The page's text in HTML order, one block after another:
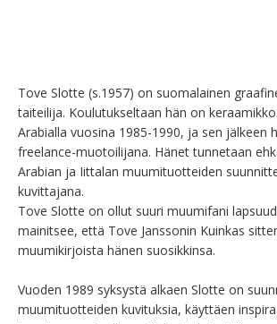
Tove Slotte (s.1957) on suomalainen
taiteilija. Koulutukseltaan hän on
Arabialla vuosina 1985-1990, ja sen jälkeen
freelance-muotoilijana. Hänet tunnetaan
Arabian ja Iittalan muumituotteiden
kuvittajana.
Tove Slotte on ollut suuri muumifani
mainitsee, että Tove Janssonin Kuinkas
muumikirjoista hänen suosikkinsa.
Vuoden 1989 syksystä alkaen Slotte on
muumituotteiden kuvituksia, käyttäen